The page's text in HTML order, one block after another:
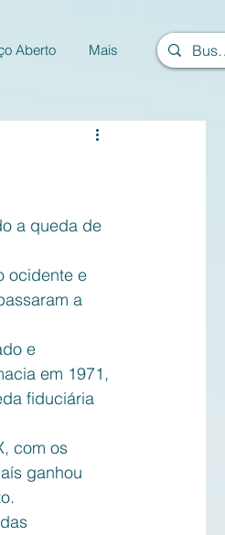
Aberto Mais
a queda de
ocidente e
a
e
em 1971,
fiduciária
com os
ganhou